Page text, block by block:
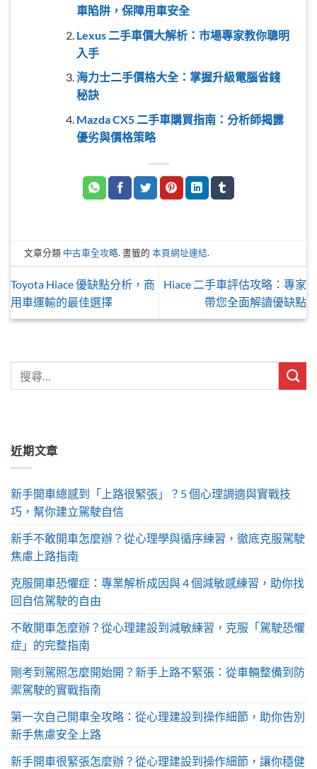
車陷阱，保障用車安全
Lexus 二手車價大解析：市場專家教你聰明
入手
海力士二手價格大全：掌握升級電腦省錢
秘訣
Mazda CX5 二手車購買指南：分析師揭露
優劣與價格策略
文章分類 中古車全攻略. 書籤的本頁網址連結.
Toyota Hiace 優缺點分析，商
用車運輸的最佳選擇
Hiace 二手車評估攻略：專家
帶您全面解讀優缺點
近期文章
新手開車總感到「上路很緊張」？5 個心理調適與實戰技
巧，幫你建立駕駛自信
新手不敢開車怎麼辦？從心理學與循序練習，徹底克服駕駛
焦慮上路指南
克服開車恐懼症：專業解析成因與 4 個減敏感練習，助你找
回自信駕駛的自由
不敢開車怎麼辦？從心理建設到減敏練習，克服「駕駛恐懼
症」的完整指南
剛考到駕照怎麼開始開？新手上路不緊張：從車輛整備到防
禦駕駛的實戰指南
第一次自己開車全攻略：從心理建設到操作細節，助你告別
新手焦慮安全上路
新手開車很緊張怎麼辦？從心理建設到操作細節，讓你穩健